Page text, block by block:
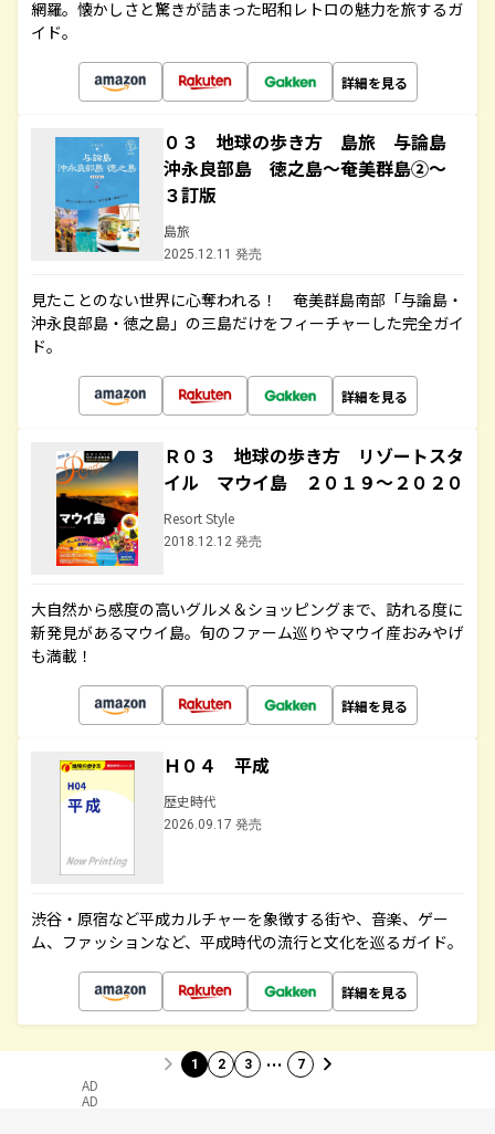
網羅。懐かしさと驚きが詰まった昭和レトロの魅力を旅するガ
イド。
詳細を見る
０３ 地球の歩き方 島旅 与論島
沖永良部島 徳之島～奄美群島②～
３訂版
島旅
2025.12.11 発売
見たことのない世界に心奪われる！ 奄美群島南部「与論島・
沖永良部島・徳之島」の三島だけをフィーチャーした完全ガイ
ド。
詳細を見る
Ｒ０３ 地球の歩き方 リゾートスタ
イル マウイ島 ２０１９～２０２０
Resort Style
2018.12.12 発売
大自然から感度の高いグルメ＆ショッピングまで、訪れる度に
新発見があるマウイ島。旬のファーム巡りやマウイ産おみやげ
も満載！
詳細を見る
Ｈ０４ 平成
歴史時代
2026.09.17 発売
渋谷・原宿など平成カルチャーを象徴する街や、音楽、ゲー
ム、ファッションなど、平成時代の流行と文化を巡るガイド。
詳細を見る
1 2 3 … 7
AD
AD